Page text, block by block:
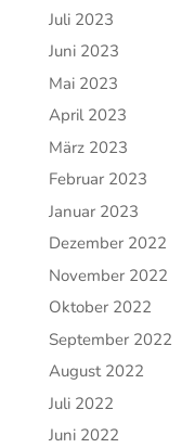
Juli 2023
Juni 2023
Mai 2023
April 2023
März 2023
Februar 2023
Januar 2023
Dezember 2022
November 2022
Oktober 2022
September 2022
August 2022
Juli 2022
Juni 2022